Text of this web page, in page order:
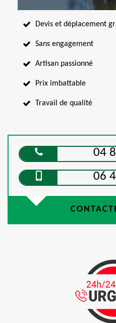
Devis et déplacement
Sans engagement
Artisan passionné
Prix imbattable
Travail de qualité
04
06